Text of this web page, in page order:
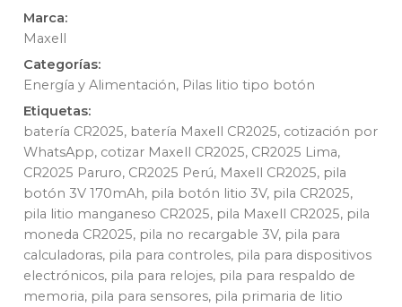
Marca:
Maxell
Categorías:
Energía y Alimentación, Pilas litio tipo botón
Etiquetas:
batería CR2025, batería Maxell CR2025, cotización por
WhatsApp, cotizar Maxell CR2025, CR2025 Lima,
CR2025 Paruro, CR2025 Perú, Maxell CR2025, pila
botón 3V 170mAh, pila botón litio 3V, pila CR2025,
pila litio manganeso CR2025, pila Maxell CR2025, pila
moneda CR2025, pila no recargable 3V, pila para
calculadoras, pila para controles, pila para dispositivos
electrónicos, pila para relojes, pila para respaldo de
memoria, pila para sensores, pila primaria de litio